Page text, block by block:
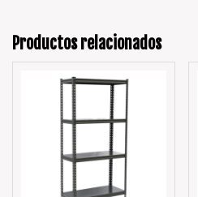
Productos relacionados